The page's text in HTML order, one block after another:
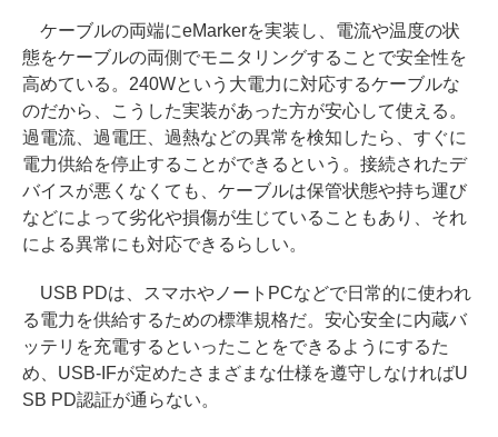
ケーブルの両端にeMarkerを実装し、電流や温度の状
態をケーブルの両側でモニタリングすることで安全性を
高めている。240Wという大電力に対応するケーブルな
のだから、こうした実装があった方が安心して使える。
過電流、過電圧、過熱などの異常を検知したら、すぐに
電力供給を停止することができるという。接続されたデ
バイスが悪くなくても、ケーブルは保管状態や持ち運び
などによって劣化や損傷が生じていることもあり、それ
による異常にも対応できるらしい。
USB PDは、スマホやノートPCなどで日常的に使われ
る電力を供給するための標準規格だ。安心安全に内蔵バ
ッテリを充電するといったことをできるようにするた
め、USB-IFが定めたさまざまな仕様を遵守しなければU
SB PD認証が通らない。